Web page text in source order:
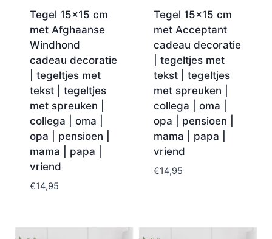
Tegel 15×15 cm
met Afghaanse
Windhond
cadeau decoratie
| tegeltjes met
tekst | tegeltjes
met spreuken |
collega | oma |
opa | pensioen |
mama | papa |
vriend
€14,95
Tegel 15×15 cm
met Acceptant
cadeau decoratie
| tegeltjes met
tekst | tegeltjes
met spreuken |
collega | oma |
opa | pensioen |
mama | papa |
vriend
€14,95